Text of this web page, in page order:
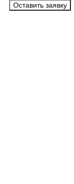
Оставить заявку